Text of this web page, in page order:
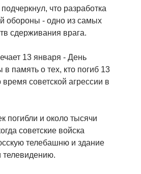
что разработка
обороны - одно из самых
сдерживания врага.
13 января - День
память о тех, кто погиб 13
советской агрессии в
погибли и около тысячи
советские войска
телебашню и здание
телевидению.